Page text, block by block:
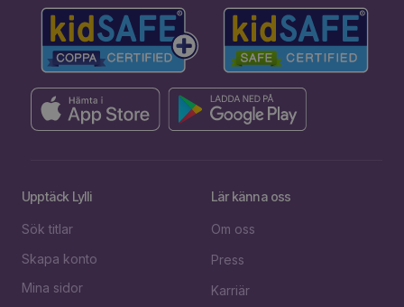
Upptäck Lylli
Sök titlar
Skapa konto
Mina sidor
Lär känna oss
Om oss
Press
Karriär